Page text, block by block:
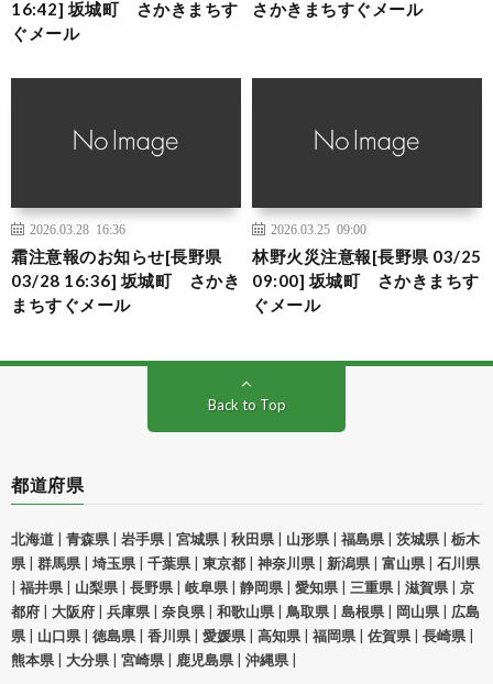
16:42] 坂城町 さかきまちす
ぐメール
さかきまちすぐメール
2026.03.28 16:36
霜注意報のお知らせ[長野県
03/28 16:36] 坂城町 さかき
まちすぐメール
2026.03.25 09:00
林野火災注意報[長野県 03/25
09:00] 坂城町 さかきまちす
ぐメール
Back to Top
都道府県
北海道 青森県 岩手県 宮城県 秋田県 山形県 福島県 茨城県
栃木
県
群馬県 埼玉県 千葉県 東京都 神奈川県 新潟県 富山県
石川県
福井県 山梨県 長野県 岐阜県 静岡県 愛知県 三重県 滋賀県
京
都府
大阪府 兵庫県 奈良県 和歌山県 鳥取県 島根県 岡山県
広島
県
山口県 徳島県 香川県 愛媛県 高知県 福岡県 佐賀県 長崎県
熊本県
大分県 宮崎県 鹿児島県 沖縄県